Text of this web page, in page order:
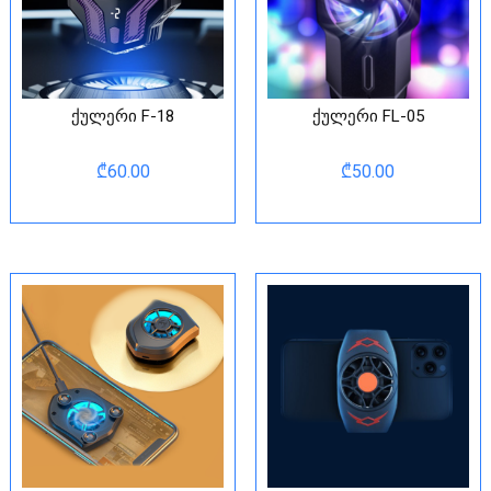
ქულერი F-18
₾60.00
ქულერი FL-05
₾50.00